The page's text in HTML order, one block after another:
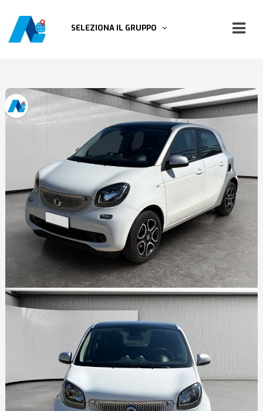
SELEZIONA IL GRUPPO